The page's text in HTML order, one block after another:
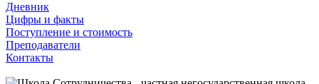
Дневник
Цифры и факты
Поступление и стоимость
Преподаватели
Контакты